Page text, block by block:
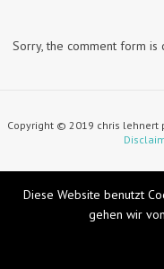
Sorry, the comment form is
Copyright © 2019 chris lehnert
Diese Website benutzt
gehen wir